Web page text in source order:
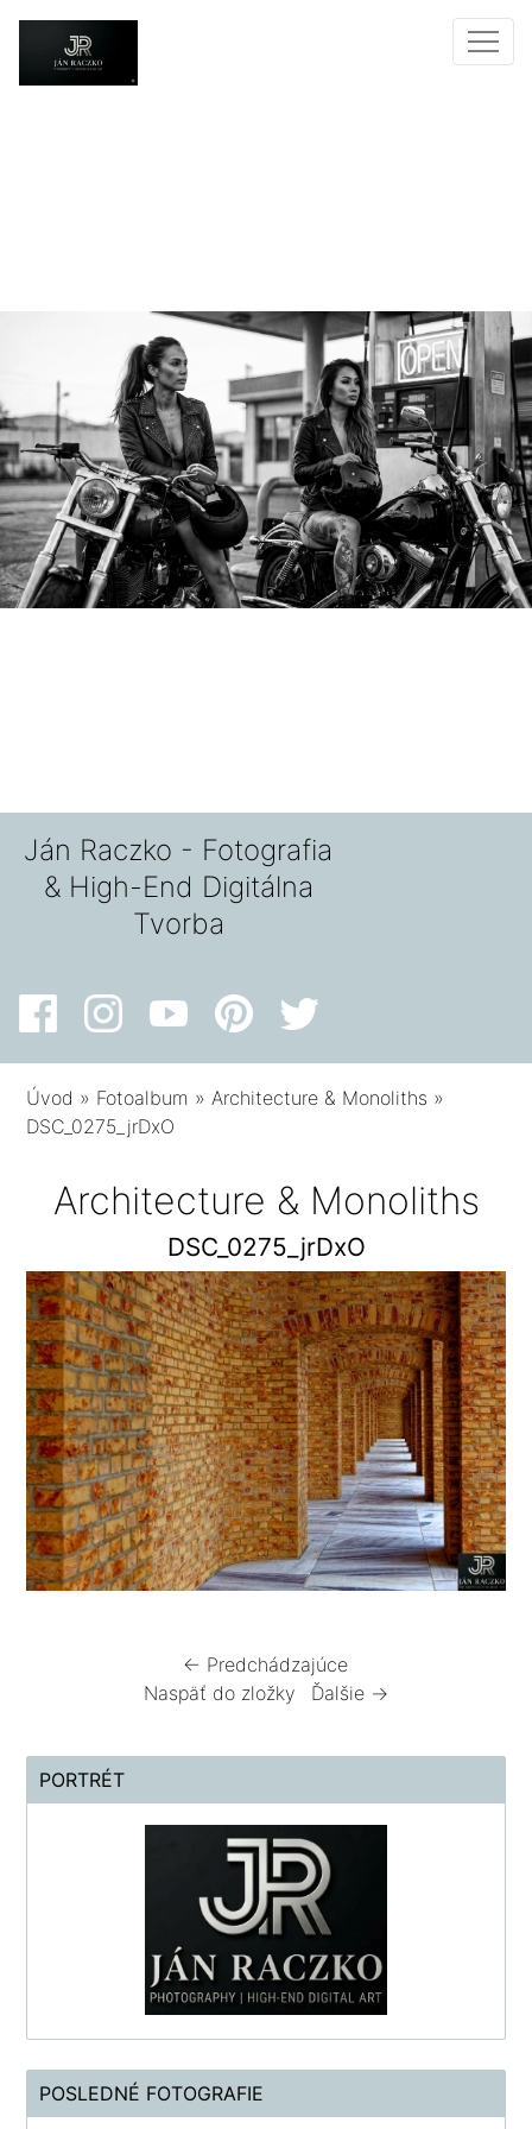
Ján Raczko - Fotografia
& High-End Digitálna
Tvorba
Úvod » Fotoalbum »Architecture & Monoliths »
DSC_0275_jrDxO
Architecture & Monoliths
DSC_0275_jrDxO
← Predchádzajúce
Naspäť do zložky
Ďalšie →
PORTRÉT
POSLEDNÉ FOTOGRAFIE